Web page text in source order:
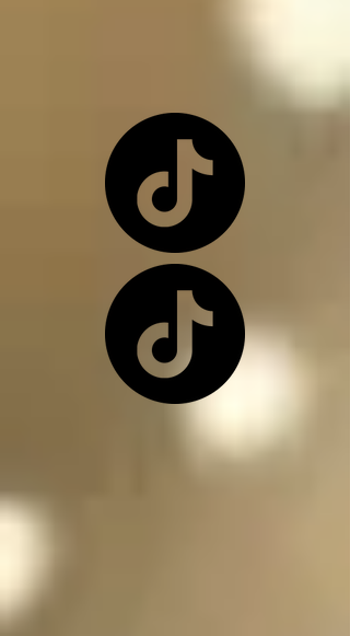
Los ángeles y los
arcángeles son los
únicos seres de la
creación que, siendo
inocentes, pueden ir a
este infierno donde
nos encontramos,
(ángeles caídos) y su
es purificar a las almas
de las personas
culpables para